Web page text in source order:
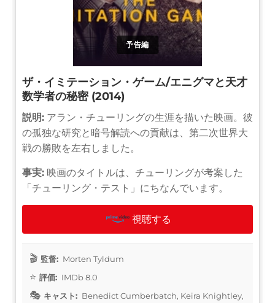
予告編
ザ・イミテーション・ゲーム/エニグマと天才
数学者の秘密 (2014)
説明: アラン・チューリングの生涯を描いた映画。彼
の孤独な研究と暗号解読への貢献は、第二次世界大
戦の勝敗を左右しました。
事実: 映画のタイトルは、チューリングが考案した
「チューリング・テスト」にちなんでいます。
視聴する
監督: Morten Tyldum
評価: IMDb 8.0
キャスト: Benedict Cumberbatch, Keira Knightley,